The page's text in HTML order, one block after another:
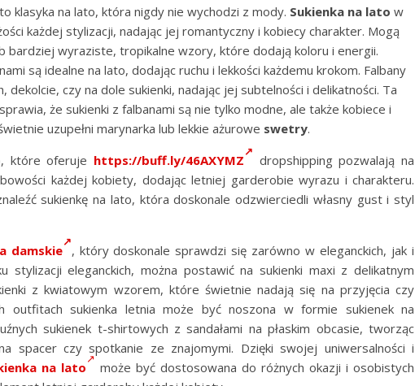
klasyka na lato, która nigdy nie wychodzi z mody. Sukienka na lato w
każdej stylizacji, nadając jej romantyczny i kobiecy charakter. Mogą
wyraziste, tropikalne wzory, które dodają koloru i energii.
są idealne na lato, dodając ruchu i lekkości każdemu krokom. Falbany
dekolcie, czy na dole sukienki, nadając jej subtelności i delikatności. Ta
że sukienki z falbanami są nie tylko modne, ale także kobiece i
uzupełni marynarka lub lekkie ażurowe swetry.
które oferuje https://buff.ly/46AXYMZ
dropshipping pozwalają na
każdej kobiety, dodając letniej garderobie wyrazu i charakteru.
sukienkę na lato, która doskonale odzwierciedli własny gust i styl
damskie
, który doskonale sprawdzi się zarówno w eleganckich, jak i
stylizacji eleganckich, można postawić na sukienki maxi z delikatnym
z kwiatowym wzorem, które świetnie nadają się na przyjęcia czy
outfitach sukienka letnia może być noszona w formie sukienek na
sukienek t-shirtowych z sandałami na płaskim obcasie, tworząc
spacer czy spotkanie ze znajomymi. Dzięki swojej uniwersalności i
na lato
może być dostosowana do różnych okazji i osobistych